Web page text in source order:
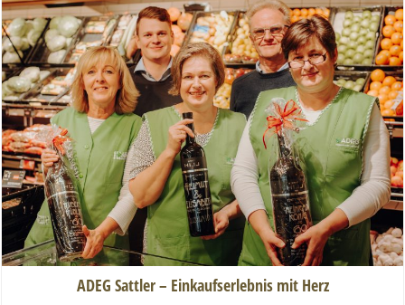
ADEG Sattler – Einkaufserlebnis mit Herz